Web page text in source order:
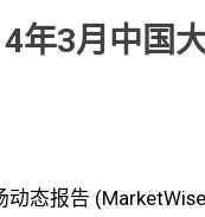
年3月中国
动态报告